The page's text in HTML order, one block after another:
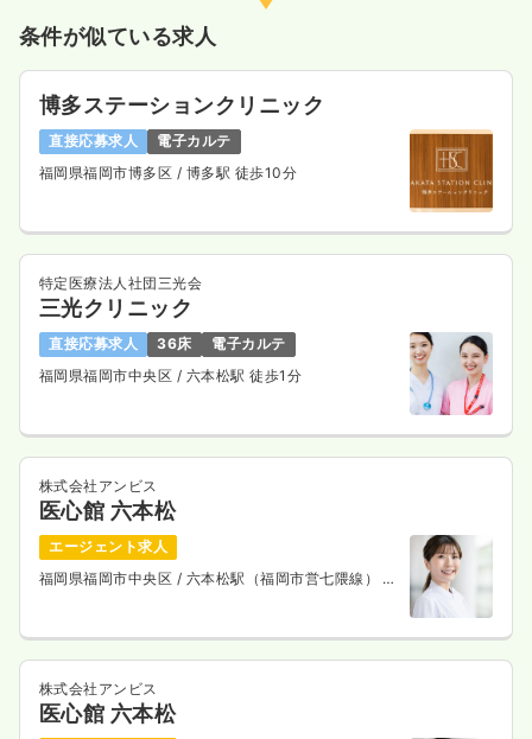
気になる
条件が似ている求人
博多ステーションクリニック
直接応募求人
電子カルテ
福岡県福岡市博多区 / 博多駅 徒歩10分
特定医療法人社団三光会
三光クリニック
直接応募求人 36床
電子カルテ
福岡県福岡市中央区 / 六本松駅 徒歩1分
株式会社アンビス
医心館 六本松
エージェント求人
福岡県福岡市中央区 / 六本松駅（福岡市営七隈線） 徒
株式会社アンビス
医心館 六本松